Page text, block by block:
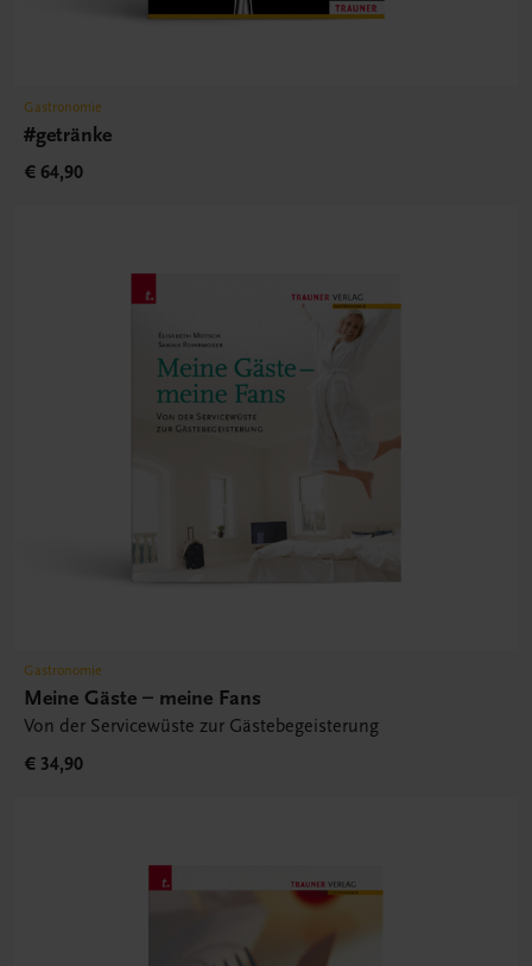
Gastronomie
#getränke
€ 64,90
Gastronomie
Meine Gäste – meine Fans
Von der Servicewüste zur Gästebegeisterung
€ 34,90